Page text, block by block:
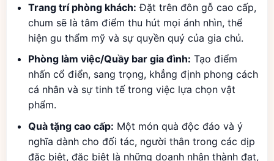
Trang trí phòng khách: Đặt trên đôn gỗ cao cấp,
chum sẽ là tâm điểm thu hút mọi ánh nhìn, thể
hiện gu thẩm mỹ và sự quyền quý của gia chủ.
Phòng làm việc/Quầy bar gia đình: Tạo điểm
nhấn cổ điển, sang trọng, khẳng định phong cách
cá nhân và sự tinh tế trong việc lựa chọn vật
phẩm.
Quà tặng cao cấp: Một món quà độc đáo và ý
nghĩa dành cho đối tác, người thân trong các dịp
đặc biệt, đặc biệt là những doanh nhân thành đạt,